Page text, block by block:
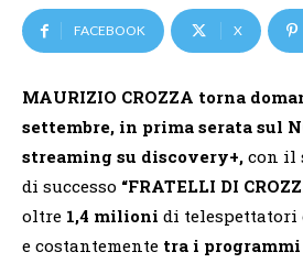
FACEBOOK X
MAURIZIO CROZZA torna
settembre, in prima serata sul
streaming su discovery+, con il
di successo “FRATELLI DI
oltre 1,4 milioni di telespettatori
e costantemente tra i